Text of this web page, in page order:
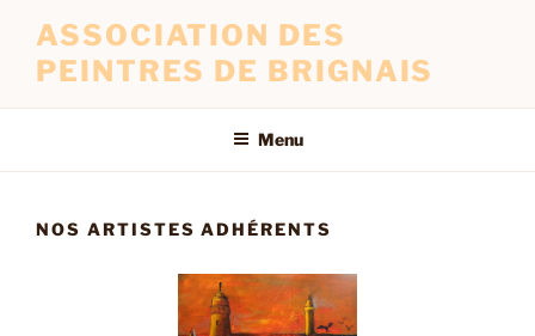
ASSOCIATION DES
PEINTRES DE BRIGNAIS
Menu
NOS ARTISTES ADHÉRENTS